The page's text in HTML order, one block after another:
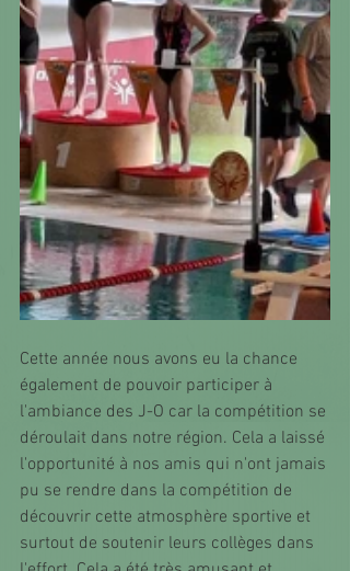
Cette année nous avons eu la chance
également de pouvoir participer à
l'ambiance des J-O car la compétition se
déroulait dans notre région. Cela a laissé
l'opportunité à nos amis qui n'ont jamais
pu se rendre dans la compétition de
découvrir cette atmosphère sportive et
surtout de soutenir leurs collèges dans